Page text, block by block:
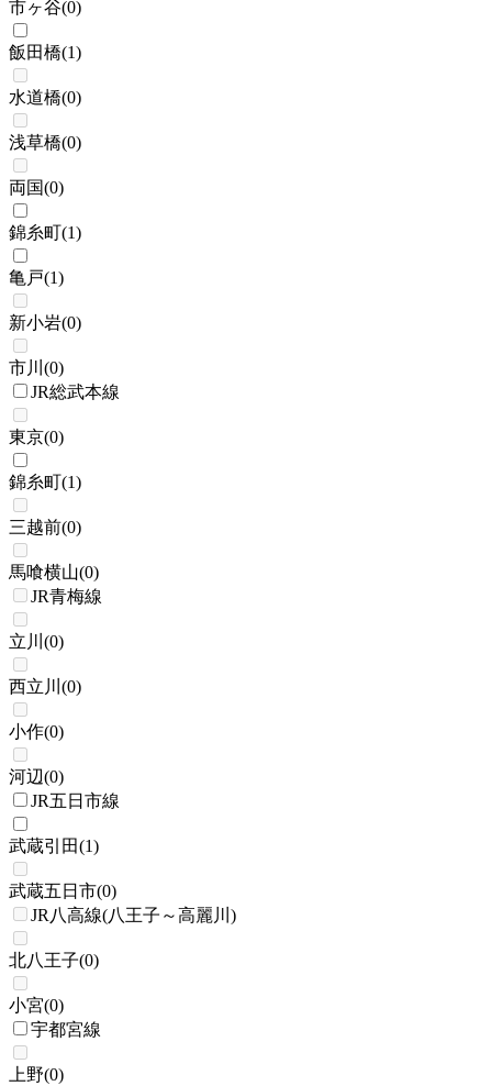
市ヶ谷(0)
飯田橋(1)
水道橋(0)
浅草橋(0)
両国(0)
錦糸町(1)
亀戸(1)
新小岩(0)
市川 (0)
JR総武本線
東京(0)
錦糸町(1)
三越前(0)
馬喰横山(0)
JR青梅線
立川 (0)
西立川 (0)
小作(0)
河辺(0)
JR五日市線
武蔵引田(1)
武蔵五日市(0)
JR八高線(八王子～高麗川)
北八王子(0)
小宮(0)
宇都宮線
上野(0)